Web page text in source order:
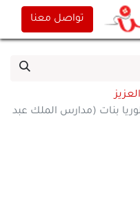
تواصل معنا
بنات (مدارس الملك عبد